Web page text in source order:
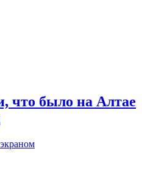
что было на Алтае